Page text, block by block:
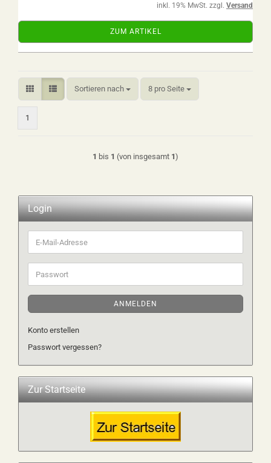
inkl. 19% MwSt. zzgl. Versand
ZUM ARTIKEL
Sortieren nach
Sortieren nach 8 pro Seite
pro Seite
1
1 bis 1 (von insgesamt 1)
Login
E-
Mail-
Adresse
Passwort
ANMELDEN
Konto erstellen
Passwort vergessen?
Zur Startseite